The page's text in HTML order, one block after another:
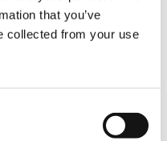
that you’ve
collected from your use
続を可能ならしめ
かに大きいかが分か
まっている。彼らは次
を選ぶに違いない。